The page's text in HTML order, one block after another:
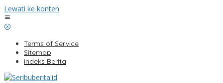
Lewati ke konten
Terms of Service
Sitemap
Indeks Berita